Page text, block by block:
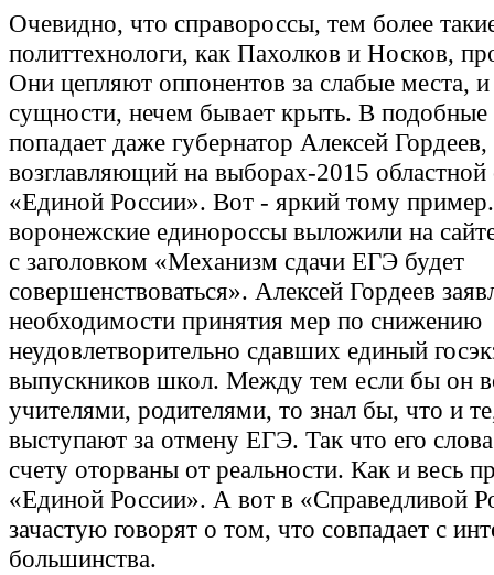
Очевидно, что справороссы, тем более
политтехнологи, как Пахолков и Носков,
Они цепляют оппонентов за слабые места,
cущности, нечем бывает крыть. В
попадает даже губернатор Алексей Гордеев,
возглавляющий на выборах-2015 областной
«Единой России». Вот - яркий тому
воронежские единороссы выложили на
с заголовком «Механизм сдачи ЕГЭ будет
совершенствоваться». Алексей Гордеев
необходимости принятия мер по снижению
неудовлетворительно сдавших единый
выпускников школ. Между тем если бы он
учителями, родителями, то знал бы, что и
выступают за отмену ЕГЭ. Так что его
счету оторваны от реальности. Как и весь
«Единой России». А вот в «Справедливой
зачастую говорят о том, что совпадает с
большинства.